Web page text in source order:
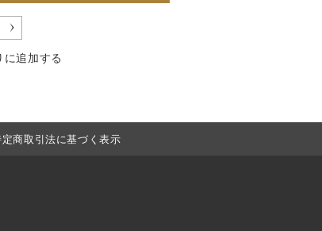
に追加する
定商取引法に基づく表示